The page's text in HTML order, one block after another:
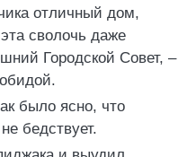
отличный дом,
сволочь даже
Городской Совет, –
было ясно, что
бедствует.